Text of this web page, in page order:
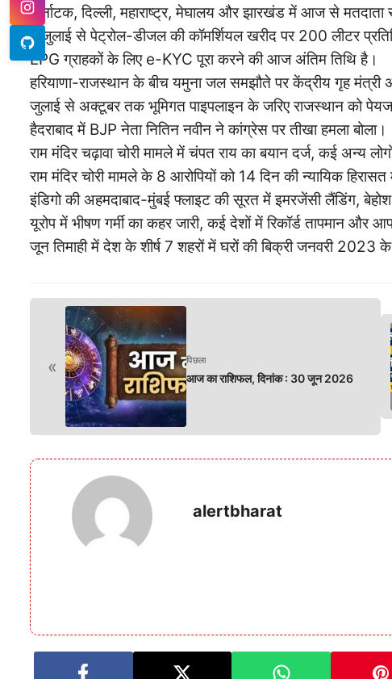
कर्नाटक, दिल्ली, महाराष्ट्र, मेघालय और झारखंड में आज से मतदाता
1 जुलाई से पेट्रोल-डीजल की कॉमर्शियल खरीद पर 200 लीटर
LPG ग्राहकों के लिए e-KYC पूरा करने की आज अंतिम तिथि है।
हरियाणा-राजस्थान के बीच यमुना जल समझौते पर केंद्रीय गृह मंत्री
जुलाई से अक्टूबर तक भूमिगत पाइपलाइन के जरिए राजस्थान को
हैदराबाद में BJP नेता नितिन नवीन ने कांग्रेस पर तीखा हमला बोला।
राम मंदिर चढ़ावा चोरी मामले में चंपत राय का बयान दर्ज, कई अन्य
राम मंदिर चोरी मामले के 8 आरोपियों को 14 दिन की न्यायिक
इंडिगो की अहमदाबाद-मुंबई फ्लाइट की सूरत में इमरजेंसी लैंडिंग,
यूरोप में भीषण गर्मी का कहर जारी, कई देशों में रिकॉर्ड तापमान और
जून तिमाही में देश के शीर्ष 7 शहरों में घरों की बिक्री जनवरी 2023
« पिछला
आज का राशिफल, दिनांक : 30 जून 2026
alertbharat